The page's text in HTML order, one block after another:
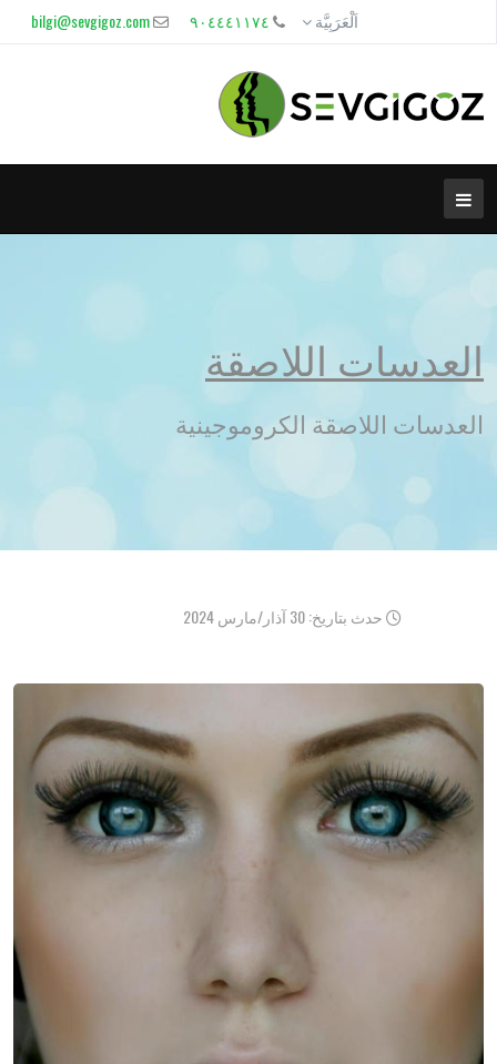
٩٠٤٤٤١١٧٤ bilgi@sevgigoz.com اَلْعَرَبِيَّة
العدسات اللاصقة
العدسات اللاصقة الكروموجينية
حدث بتاريخ: 30 آذار/مارس 2024